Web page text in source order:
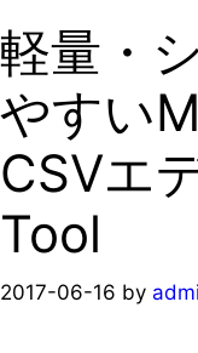
軽量・
やすい
CSVエ
Tool
2017-06-16 by